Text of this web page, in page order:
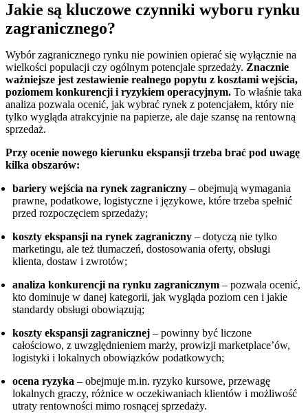
Jakie są kluczowe czynniki wyboru rynku
zagranicznego?
Wybór zagranicznego rynku nie powinien opierać się wyłącznie na
wielkości populacji czy ogólnym potencjale sprzedaży. Znacznie
ważniejsze jest zestawienie realnego popytu z kosztami wejścia,
poziomem konkurencji i ryzykiem operacyjnym. To właśnie taka
analiza pozwala ocenić, jak wybrać rynek z potencjałem, który nie
tylko wygląda atrakcyjnie na papierze, ale daje szansę na rentowną
sprzedaż.
Przy ocenie nowego kierunku ekspansji trzeba brać pod uwagę
kilka obszarów:
bariery wejścia na rynek zagraniczny – obejmują wymagania
prawne, podatkowe, logistyczne i językowe, które trzeba spełnić
przed rozpoczęciem sprzedaży;
koszty ekspansji na rynek zagraniczny – dotyczą nie tylko
marketingu, ale też tłumaczeń, dostosowania oferty, obsługi
klienta, dostaw i zwrotów;
analiza konkurencji na rynku zagranicznym – pozwala ocenić,
kto dominuje w danej kategorii, jak wygląda poziom cen i jakie
standardy obsługi obowiązują;
koszty ekspansji zagranicznej – powinny być liczone
całościowo, z uwzględnieniem marży, prowizji marketplace’ów,
logistyki i lokalnych obowiązków podatkowych;
ocena ryzyka – obejmuje m.in. ryzyko kursowe, przewagę
lokalnych graczy, różnice w oczekiwaniach klientów i możliwość
utraty rentowności mimo rosnącej sprzedaży.